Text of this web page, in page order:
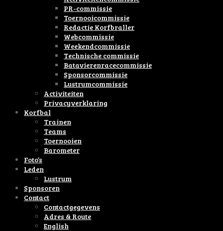
PR-commissie
Toernooicommissie
Redactie Korfbraller
Webcommissie
Weekendcommissie
Technische commissie
Batavierenracecommissie
Sponsorcommissie
Lustrumcommissie
Activiteiten
Privacyverklaring
Korfbal
Trainen
Teams
Toernooien
Barometer
Foto’s
Leden
Lustrum
Sponsoren
Contact
Contactgegevens
Adres & Route
English